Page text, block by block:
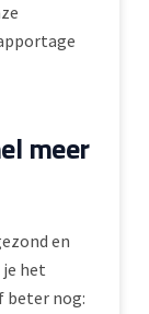
meer
en
het
beter nog: